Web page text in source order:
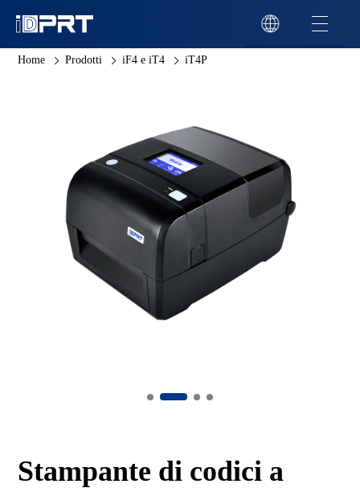
Home Prodotti iF4 e iT4 iT4P
Stampante di codici a